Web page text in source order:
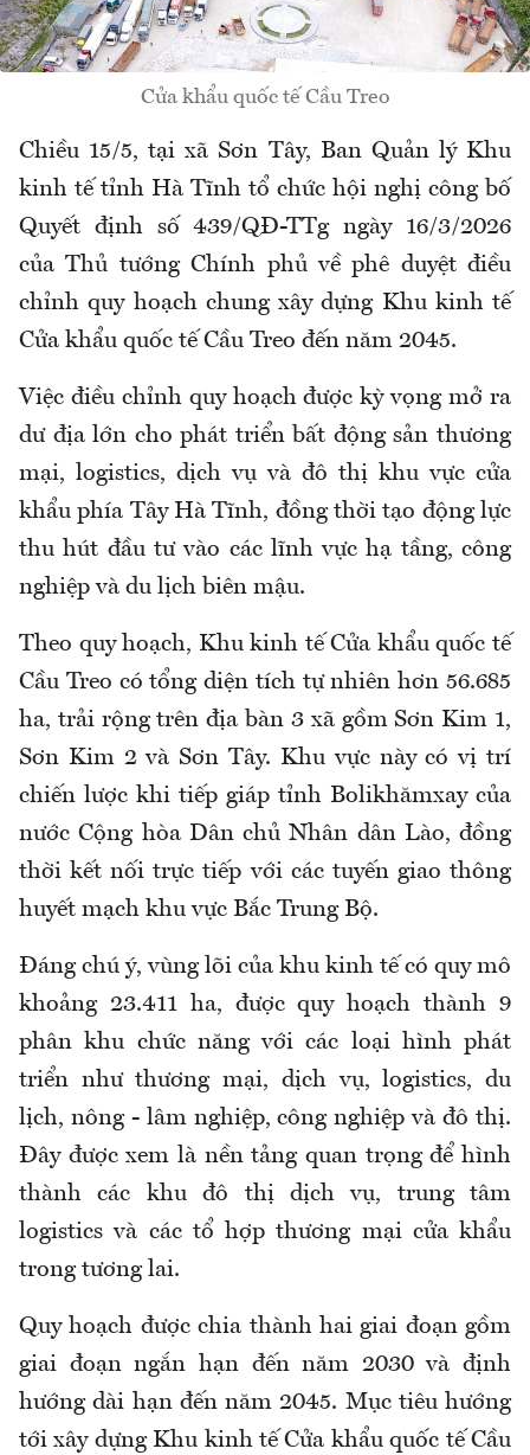
Cửa khẩu quốc tế Cầu Treo
Chiều 15/5, tại xã Sơn Tây, Ban Quản lý Khu
kinh tế tỉnh Hà Tĩnh tổ chức hội nghị công bố
Quyết định số 439/QĐ-TTg ngày 16/3/2026
của Thủ tướng Chính phủ về phê duyệt điều
chỉnh quy hoạch chung xây dựng Khu kinh tế
Cửa khẩu quốc tế Cầu Treo đến năm 2045.
Việc điều chỉnh quy hoạch được kỳ vọng mở ra
dư địa lớn cho phát triển bất động sản thương
mại, logistics, dịch vụ và đô thị khu vực cửa
khẩu phía Tây Hà Tĩnh, đồng thời tạo động lực
thu hút đầu tư vào các lĩnh vực hạ tầng, công
nghiệp và du lịch biên mậu.
Theo quy hoạch, Khu kinh tế Cửa khẩu quốc tế
Cầu Treo có tổng diện tích tự nhiên hơn 56.685
ha, trải rộng trên địa bàn 3 xã gồm Sơn Kim 1,
Sơn Kim 2 và Sơn Tây. Khu vực này có vị trí
chiến lược khi tiếp giáp tỉnh Bolikhămxay của
nước Cộng hòa Dân chủ Nhân dân Lào, đồng
thời kết nối trực tiếp với các tuyến giao thông
huyết mạch khu vực Bắc Trung Bộ.
Đáng chú ý, vùng lõi của khu kinh tế có quy mô
khoảng 23.411 ha, được quy hoạch thành 9
phân khu chức năng với các loại hình phát
triển như thương mại, dịch vụ, logistics, du
lịch, nông - lâm nghiệp, công nghiệp và đô thị.
Đây được xem là nền tảng quan trọng để hình
thành các khu đô thị dịch vụ, trung tâm
logistics và các tổ hợp thương mại cửa khẩu
trong tương lai.
Quy hoạch được chia thành hai giai đoạn gồm
giai đoạn ngắn hạn đến năm 2030 và định
hướng dài hạn đến năm 2045. Mục tiêu hướng
tới xây dựng Khu kinh tế Cửa khẩu quốc tế Cầu